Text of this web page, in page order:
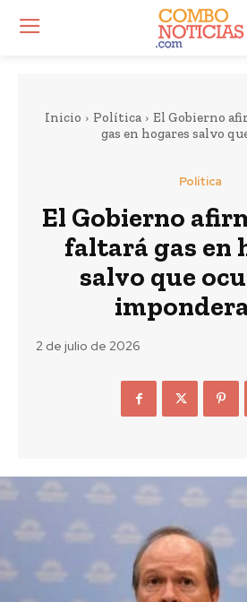
Inicio Política
El Gobierno
gas en hogares salvo
Política
El Gobierno
faltará gas en
salvo que
2 de julio de 2026